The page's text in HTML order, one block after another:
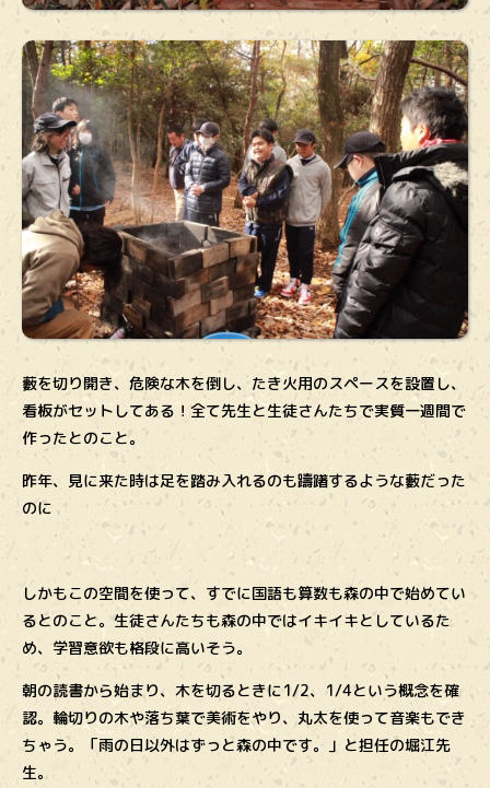
藪を切り開き、危険な木を倒し、たき火用のスペースを設置し、
看板がセットしてある！全て先生と生徒さんたちで実質一週間で
作ったとのこと。
昨年、見に来た時は足を踏み入れるのも躊躇するような藪だった
のに
しかもこの空間を使って、すでに国語も算数も森の中で始めてい
るとのこと。生徒さんたちも森の中ではイキイキとしているた
め、学習意欲も格段に高いそう。
朝の読書から始まり、木を切るときに1/2、1/4という概念を確
認。輪切りの木や落ち葉で美術をやり、丸太を使って音楽もでき
ちゃう。「雨の日以外はずっと森の中です。」と担任の堀江先
生。